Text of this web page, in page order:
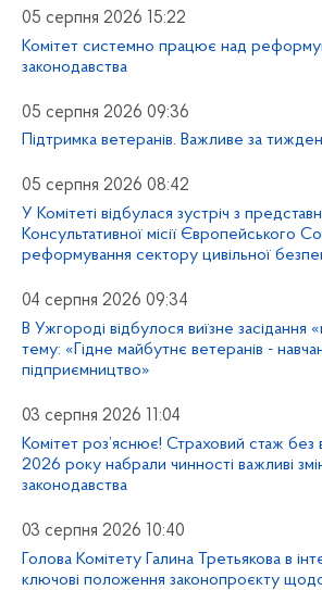
05 серпня 2026 15:22
Комітет системно працює над
законодавства
05 серпня 2026 09:36
Підтримка ветеранів. Важливе за
05 серпня 2026 08:42
У Комітеті відбулася зустріч з
Консультативної місії Європейського
реформування сектору цивільної
04 серпня 2026 09:34
В Ужгороді відбулося виїзне засідання
тему: «Гідне майбутнє ветеранів -
підприємництво»
03 серпня 2026 11:04
Комітет роз’яснює! Страховий стаж без
2026 року набрали чинності важливі
законодавства
03 серпня 2026 10:40
Голова Комітету Галина Третьякова в
ключові положення законопроєкту